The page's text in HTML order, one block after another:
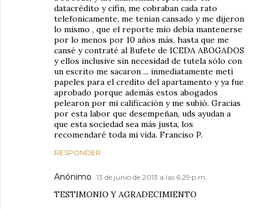
datacrédito y cifin, me cobraban cada rato
telefonicamente, me tenian cansado y me dijeron
lo mismo , que el reporte mio debia mantenerse
por lo menos por 10 años más, hasta que me
cansé y contraté al Bufete de ICEDA ABOGADOS
y ellos inclusive sin necesidad de tutela sólo con
un escrito me sacaron ... inmediatamente metí
papeles para el credito del apartamento y ya fue
aprobado porque además estos abogados
pelearon por mi calificación y me subió. Gracias
por esta labor que desempeñan, uds ayudan a
que esta sociedad sea más justa, los
recomendaré toda mi vida. Franciso P.
RESPONDER
Anónimo 13 de junio de 2013 a las 6:29 p.m.
TESTIMONIO Y AGRADECIMIENTO